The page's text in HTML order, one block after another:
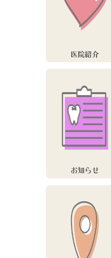
医院紹介
お知らせ